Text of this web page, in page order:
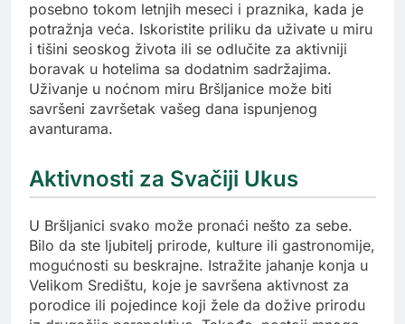
posebno tokom letnjih meseci i praznika, kada je
potražnja veća. Iskoristite priliku da uživate u miru
i tišini seoskog života ili se odlučite za aktivniji
boravak u hotelima sa dodatnim sadržajima.
Uživanje u noćnom miru Bršljanice može biti
savršeni završetak vašeg dana ispunjenog
avanturama.
Aktivnosti za Svačiji Ukus
U Bršljanici svako može pronaći nešto za sebe.
Bilo da ste ljubitelj prirode, kulture ili gastronomije,
mogućnosti su beskrajne. Istražite jahanje konja u
Velikom Središtu, koje je savršena aktivnost za
porodice ili pojedince koji žele da dožive prirodu